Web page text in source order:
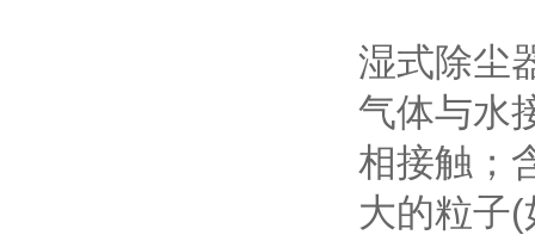
湿式除尘
气体与水
相接触；
大的粒子